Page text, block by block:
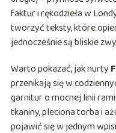
faktur i rękodzieła w
tworzyć teksty, które
jednocześnie są bliskie
Warto pokazać, jak nurty
przenikają się w
garnitur o mocnej linii
tkaniny, pleciona torba i
pojawić się w jednym